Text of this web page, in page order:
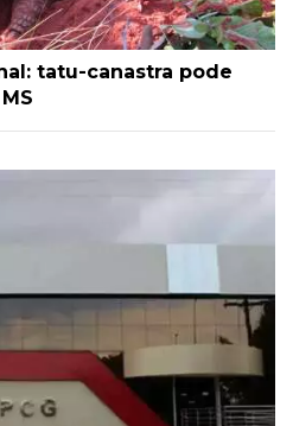
tatu-canastra pode